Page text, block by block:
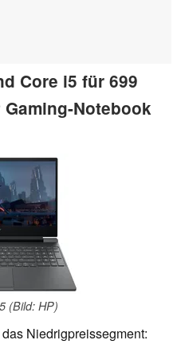
Core i5 für 699
Notebook
(Bild: HP)
Niedrigpreissegment: